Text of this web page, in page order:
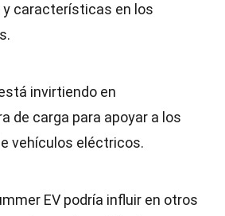
características en los
invirtiendo en
de carga para apoyar a los
vehículos eléctricos.
EV podría influir en otros